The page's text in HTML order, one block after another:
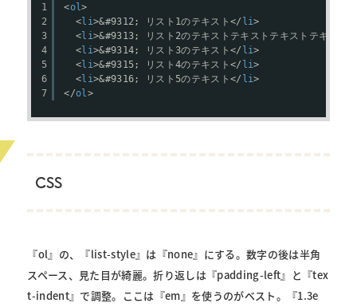
1
2
3
4
5
6
7
<ol>
<li>&#9312; リスト1のテキスト</ li>
<li>&#9313; リスト2のテキストテキストテキストテキスト
<li>&#9314; リスト3のテキスト</ li>
<li>&#9315; リスト4のテキスト</ li>
<li>&#9316; リスト5のテキスト</ li>
</ol >
CSS
『ol』の、『list-style』は『none』にする。数字の後は半角
スペース、見た目が綺麗。折り返しは『padding-left』と『tex
t-indent』で調整。ここは『em』を使うのがベスト。『1.3e